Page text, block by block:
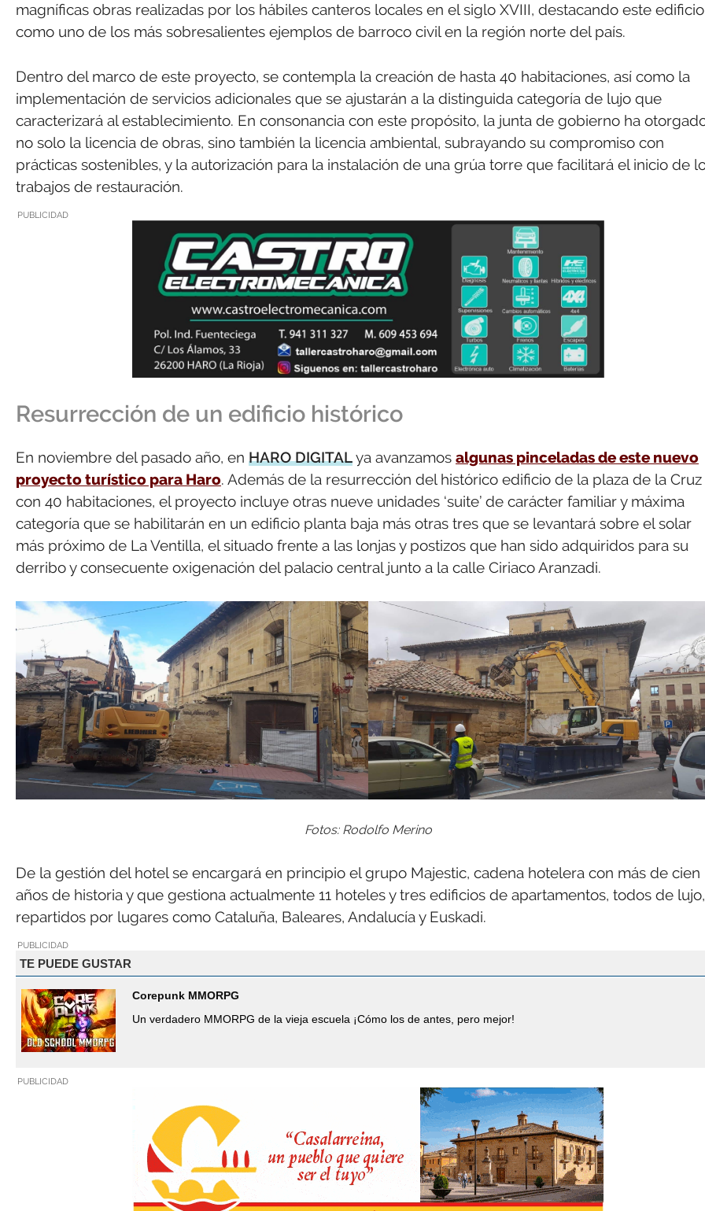
magníficas obras realizadas por los hábiles canteros locales en el siglo XVIII, destacando este edificio
como uno de los más sobresalientes ejemplos de barroco civil en la región norte del país.
Dentro del marco de este proyecto, se contempla la creación de hasta 40 habitaciones, así como la
implementación de servicios adicionales que se ajustarán a la distinguida categoría de lujo que
caracterizará al establecimiento. En consonancia con este propósito, la junta de gobierno ha
no solo la licencia de obras, sino también la licencia ambiental, subrayando su compromiso con
prácticas sostenibles, y la autorización para la instalación de una grúa torre que facilitará el inicio de
trabajos de restauración.
PUBLICIDAD
Resurrección de un edificio histórico
En noviembre del pasado año, en HARO DIGITALya avanzamos algunas pinceladas de este nuevo
proyecto turístico para Haro. Además de la resurrección del histórico edificio de la plaza de la Cruz
con 40 habitaciones, el proyecto incluye otras nueve unidades ‘suite’ de carácter familiar y máxima
categoría que se habilitarán en un edificio planta baja más otras tres que se levantará sobre el solar
más próximo de La Ventilla, el situado frente a las lonjas y postizos que han sido adquiridos para su
derribo y consecuente oxigenación del palacio central junto a la calle Ciriaco Aranzadi.
Fotos: Rodolfo Merino
De la gestión del hotel se encargará en principio el grupo Majestic, cadena hotelera con más de cien
años de historia y que gestiona actualmente 11 hoteles y tres edificios de apartamentos, todos de lujo,
repartidos por lugares como Cataluña, Baleares, Andalucía y Euskadi.
PUBLICIDAD
TE PUEDE GUSTAR
Corepunk MMORPG
Un verdadero MMORPG de la vieja escuela ¡Cómo los de antes, pero mejor!
PUBLICIDAD